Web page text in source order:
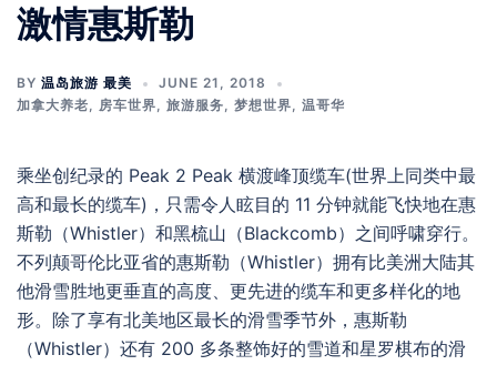
激情惠斯勒
BY 温岛旅游 最美
JUNE 21, 2018
加拿大养老, 房车世界, 旅游服务, 梦想世界, 温哥华
乘坐创纪录的 Peak 2 Peak 横渡峰顶缆车(世界上同类中最
高和最长的缆车)，只需令人眩目的 11 分钟就能飞快地在惠
斯勒（Whistler）和黑梳山（Blackcomb）之间呼啸穿行。
不列颠哥伦比亚省的惠斯勒（Whistler）拥有比美洲大陆其
他滑雪胜地更垂直的高度、更先进的缆车和更多样化的地
形。除了享有北美地区最长的滑雪季节外，惠斯勒
（Whistler）还有 200 多条整饰好的雪道和星罗棋布的滑